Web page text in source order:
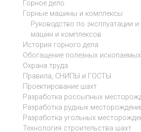
Горное дело
Горные машины и комплексы
Руководство по эксплуатации
машин и комплексов
История горного дела
Обогащение полезных ископаемых
Охрана труда
Правила, СНИПЫ и ГОСТЫ
Проектирование шахт
Разработка россыпных
Разработка рудных
Разработка угольных
Технология строительства шахт